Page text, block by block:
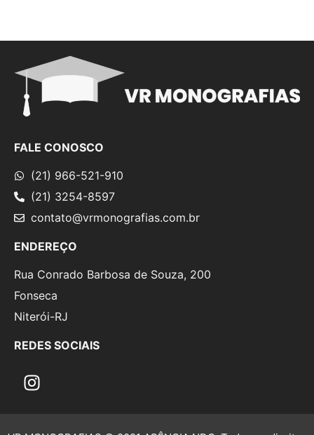
FALE CONOSCO
(21) 966-521-910
(21) 3254-8597
contato@vrmonografias.com.br
ENDEREÇO
Rua Conrado Barbosa de Souza, 200
Fonseca
Niterói-RJ
REDES SOCIAIS